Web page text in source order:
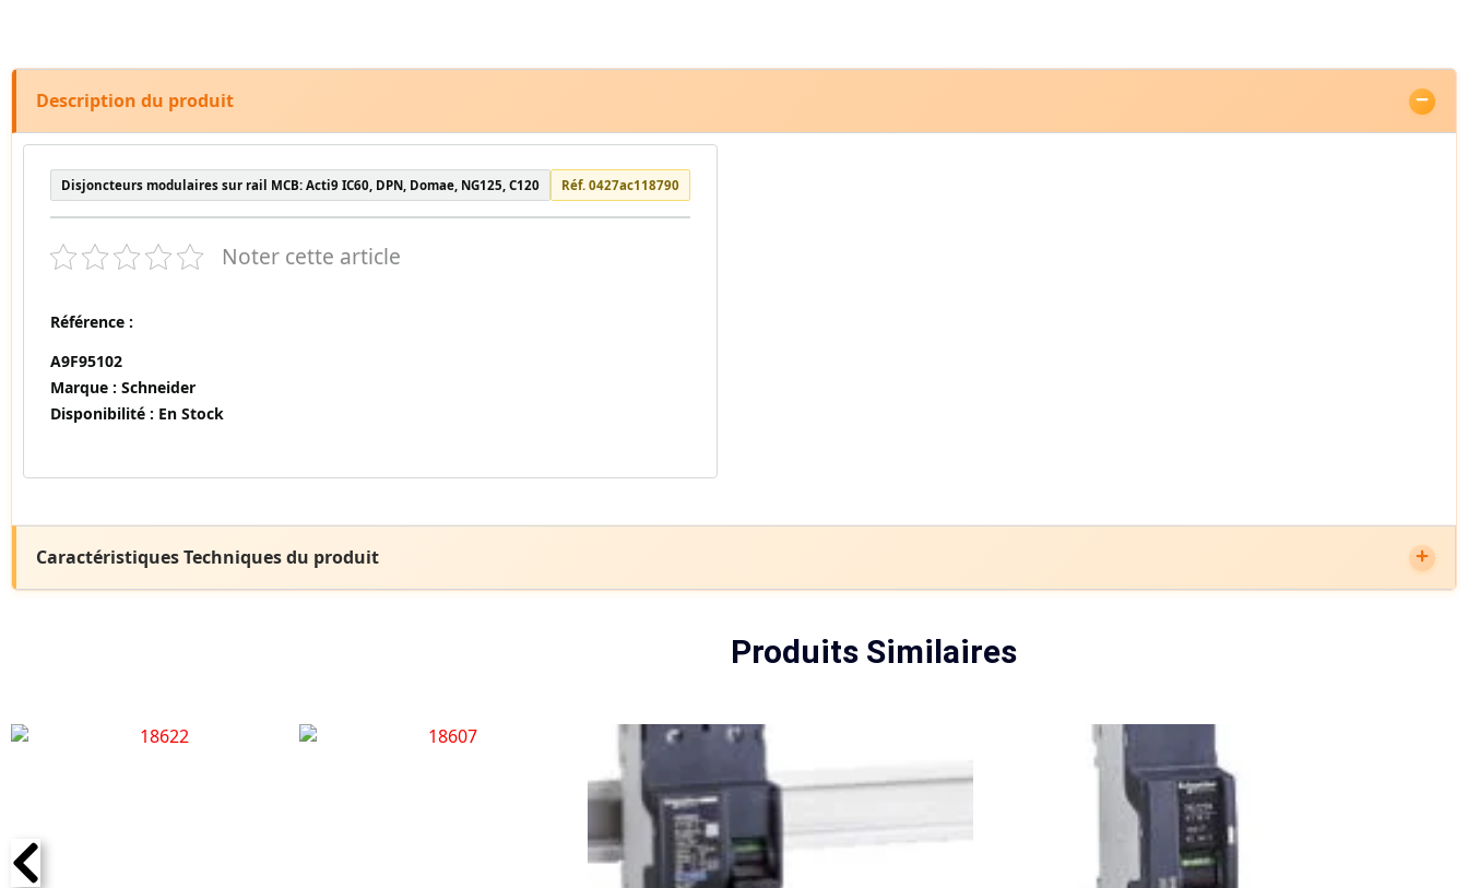
Description du produit
Disjoncteurs modulaires sur rail MCB: Acti9 IC60, DPN, Domae, NG125, C120 Réf. 0427ac118790
Noter cette article
Référence :
A9F95102
Marque : Schneider
Disponibilité : En Stock
Caractéristiques Techniques du produit
Produits Similaires